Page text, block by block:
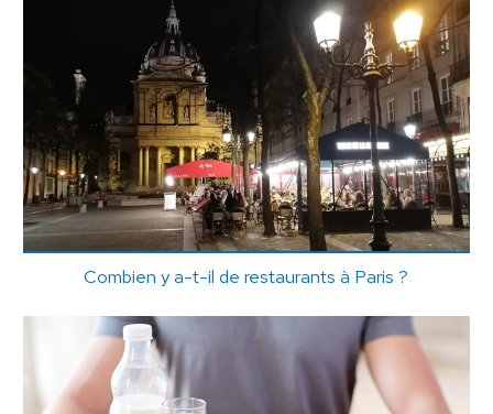
Combien y a-t-il de restaurants à Paris ?